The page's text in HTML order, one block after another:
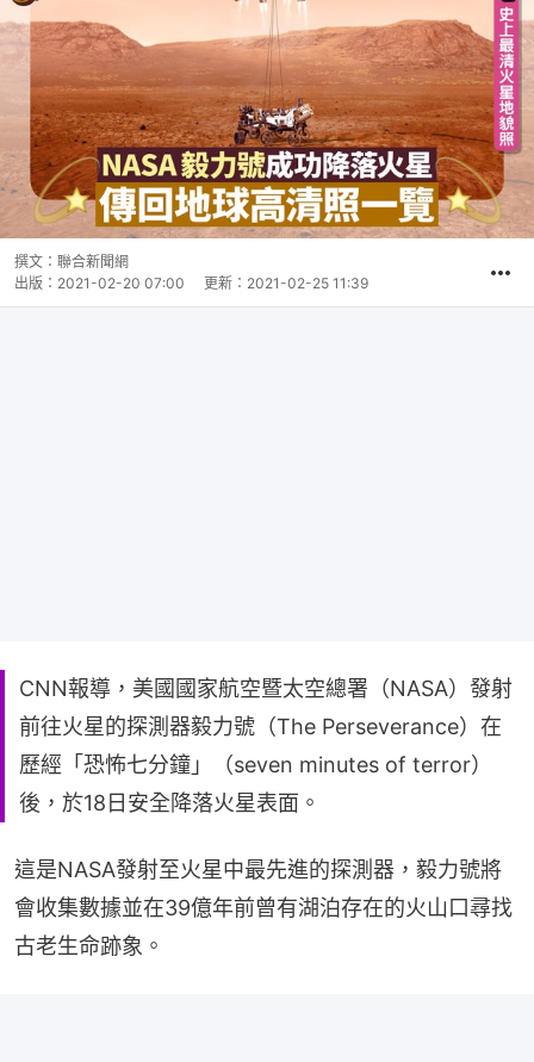
撰文： 聯合新聞網
出版： 2021-02-20 07:00 更新： 2021-02-25 11:39
CNN報導，美國國家航空暨太空總署（NASA）發射
前往火星的探測器毅力號（The Perseverance）在
歷經「恐怖七分鐘」（seven minutes of terror）
後，於18日安全降落火星表面。
這是NASA發射至火星中最先進的探測器，毅力號將
會收集數據並在39億年前曾有湖泊存在的火山口尋找
古老生命跡象。